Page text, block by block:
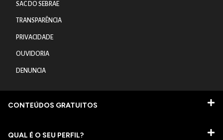
SAC DO SEBRAE
TRANSPARÊNCIA
PRIVACIDADE
OUVIDORIA
DENUNCIA
CONTEÚDOS GRATUITOS
QUAL É O SEU PERFIL?